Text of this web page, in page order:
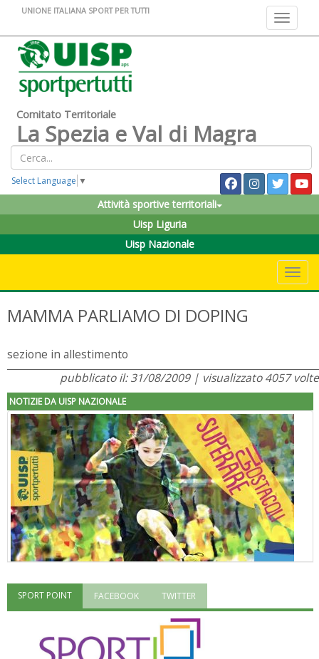
Toggle
UNIONE ITALIANA SPORT PER TUTTI
Comitato Territoriale
La Spezia e Val di Magra
Select Language ▼
Attività sportive territoriali
Uisp Liguria
Uisp Nazionale
MAMMA PARLIAMO DI DOPING
sezione in allestimento
pubblicato il: 31/08/2009 | visualizzato 4057 volte
NOTIZIE DA UISP NAZIONALE
"Superare gli ostacoli": la relazione di Tiziano Pesce al CN Uisp
SPORT POINT FACEBOOK TWITTER